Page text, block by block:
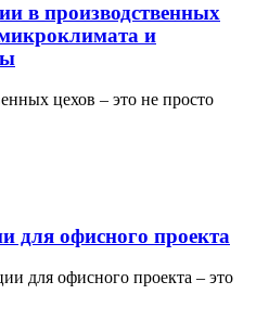
в производственных
и
цехов – это не просто
для офисного проекта
для офисного проекта – это